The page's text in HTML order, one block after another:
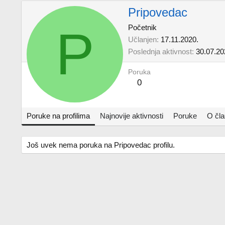
P
Pripovedac
Početnik
Učlanjen 17.11.2020.
Poslednja aktivnost
Poruka
0
Poruke na profilima Najnovije aktivnosti Poruke O
Još uvek nema poruka na Pripovedac profilu.